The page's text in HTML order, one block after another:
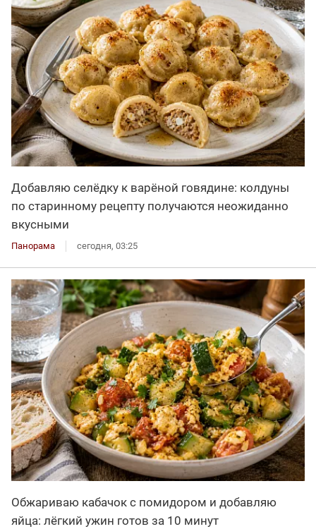
Добавляю селёдку к варёной говядине: колдуны
по старинному рецепту получаются неожиданно
вкусными
Панорама сегодня, 03:25
Обжариваю кабачок с помидором и добавляю
яйца: лёгкий ужин готов за 10 минут